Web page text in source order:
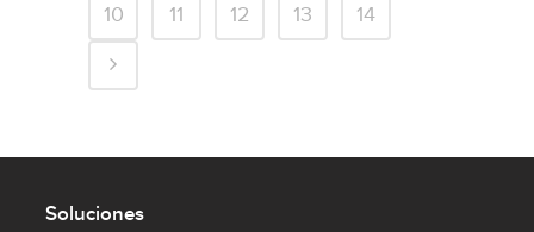
10
11 12 13 14
Soluciones